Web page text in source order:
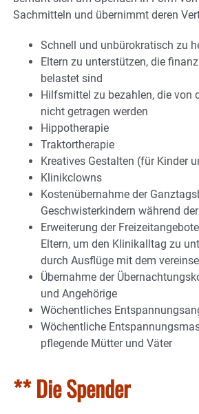
Sachmitteln und übernimmt deren
Schnell und unbürokratisch zu
Eltern zu unterstützen, die
belastet sind
Hilfsmittel zu bezahlen, die von
nicht getragen werden
Hippotherapie
Traktortherapie
Kreatives Gestalten (für Kinder
Klinikclowns
Kostenübernahme der
Geschwisterkindern während
Erweiterung der
Eltern, um den Klinikalltag zu
durch Ausflüge mit dem
Übernahme der
und Angehörige
Wöchentliches
Wöchentliche
pflegende Mütter und Väter
** Die Spender